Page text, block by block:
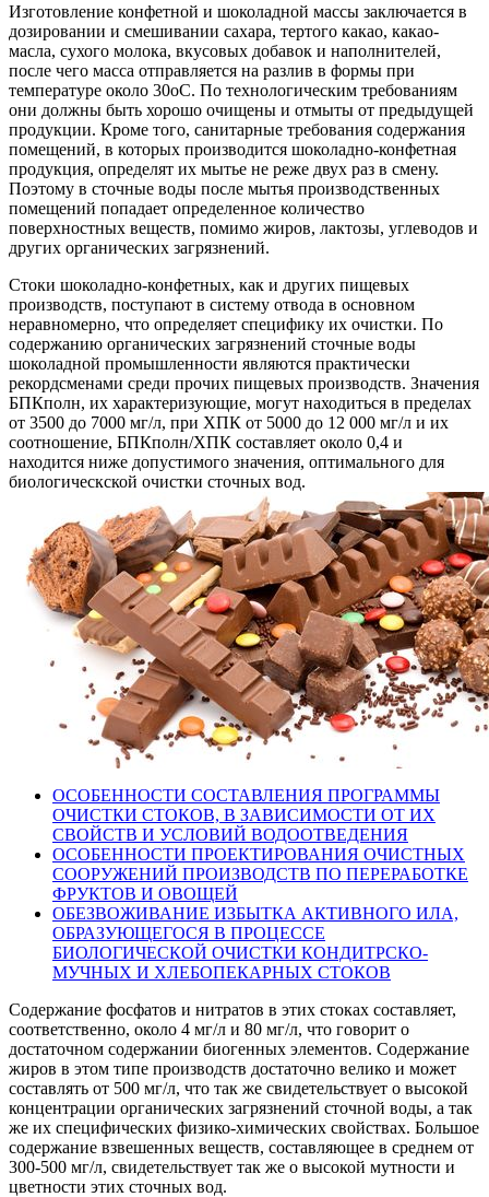
Изготовление конфетной и шоколадной массы заключается в
дозировании и смешивании сахара, тертого какао, какао-
масла, сухого молока, вкусовых добавок и наполнителей,
после чего масса отправляется на разлив в формы при
температуре около 30оС. По технологическим требованиям
они должны быть хорошо очищены и отмыты от предыдущей
продукции. Кроме того, санитарные требования содержания
помещений, в которых производится шоколадно-конфетная
продукция, определят их мытье не реже двух раз в смену.
Поэтому в сточные воды после мытья производственных
помещений попадает определенное количество
поверхностных веществ, помимо жиров, лактозы, углеводов и
других органических загрязнений.
Стоки шоколадно-конфетных, как и других пищевых
производств, поступают в систему отвода в основном
неравномерно, что определяет специфику их очистки. По
содержанию органических загрязнений сточные воды
шоколадной промышленности являются практически
рекордсменами среди прочих пищевых производств. Значения
БПКполн, их характеризующие, могут находиться в пределах
от 3500 до 7000 мг/л, при ХПК от 5000 до 12 000 мг/л и их
соотношение, БПКполн/ХПК составляет около 0,4 и
находится ниже допустимого значения, оптимального для
биологическской очистки сточных вод.
ОСОБЕННОСТИ СОСТАВЛЕНИЯ ПРОГРАММЫ
ОЧИСТКИ СТОКОВ, В ЗАВИСИМОСТИ ОТ ИХ
СВОЙСТВ И УСЛОВИЙ ВОДООТВЕДЕНИЯ
ОСОБЕННОСТИ ПРОЕКТИРОВАНИЯ ОЧИСТНЫХ
СООРУЖЕНИЙ ПРОИЗВОДСТВ ПО ПЕРЕРАБОТКЕ
ФРУКТОВ И ОВОЩЕЙ
ОБЕЗВОЖИВАНИЕ ИЗБЫТКА АКТИВНОГО ИЛА,
ОБРАЗУЮЩЕГОСЯ В ПРОЦЕССЕ
БИОЛОГИЧЕСКОЙ ОЧИСТКИ КОНДИТРСКО-
МУЧНЫХ И ХЛЕБОПЕКАРНЫХ СТОКОВ
Содержание фосфатов и нитратов в этих стоках составляет,
соответственно, около 4 мг/л и 80 мг/л, что говорит о
достаточном содержании биогенных элементов. Содержание
жиров в этом типе производств достаточно велико и может
составлять от 500 мг/л, что так же свидетельствует о высокой
концентрации органических загрязнений сточной воды, а так
же их специфических физико-химических свойствах. Большое
содержание взвешенных веществ, составляющее в среднем от
300-500 мг/л, свидетельствует так же о высокой мутности и
цветности этих сточных вод.